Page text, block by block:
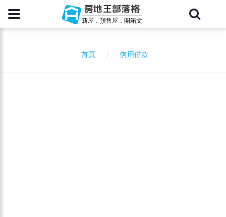
房地王部落格
新屋．預售屋．開箱文
首頁 信用借款